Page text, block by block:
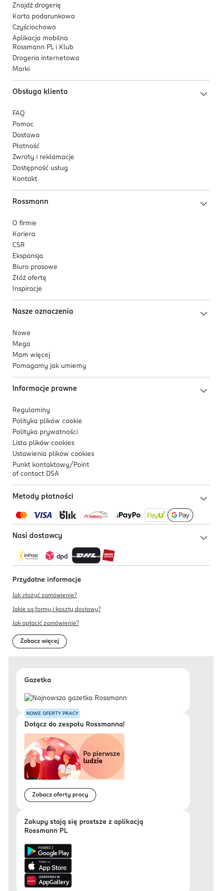
Formuła:
Lekka, jedwabista ampułka o szybko wchłaniającej się
formule. Pozostawia skórę gładką, miękką i komfortowo
nawilżoną bez uczucia ciężkości.
Produkt testowany dermatologicznie.
Kod EAN
8 806334 398125
Znajdź drogerię
Karta podarunkowa
Czyściochowo
Aplikacja mobilna
Rossmann PL i Klub
Drogeria internetowa
Marki
Obsługa klienta
FAQ
Pomoc
Dostawa
Płatność
Zwroty i reklamacje
Dostępność usług
Kontakt
Rossmann
O firmie
Kariera
CSR
Ekspansja
Biuro prasowe
Złóż ofertę
Inspiracje
Nasze oznaczenia
Nowe
Mega
Mam więcej
Pomagamy jak umiemy
Informacje prawne
Regulaminy
Polityka plików cookie
Polityka prywatności
Lista plików cookies
Ustawienia plików cookies
Punkt kontaktowy/ Point
of contact DSA
Metody płatności
Nasi dostawcy
Przydatne informacje
Jak złożyć zamówienie?
Jakie są formy i koszty dostawy?
Jak opłacić zamówienie?
Zobacz więcej
Gazetka
NOWE OFERTY PRACY
Dołącz do zespołu Rossmanna!
Zobacz oferty pracy
Zakupy stają się prostsze z aplikacją
Rossmann PL